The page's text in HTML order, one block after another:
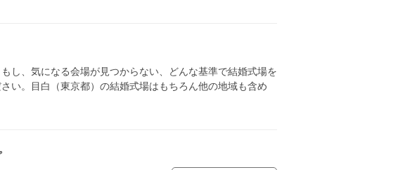
し、気になる会場が見つからない、どんな基準で結婚式場を
い。目白（東京都）の結婚式場はもちろん他の地域も含め